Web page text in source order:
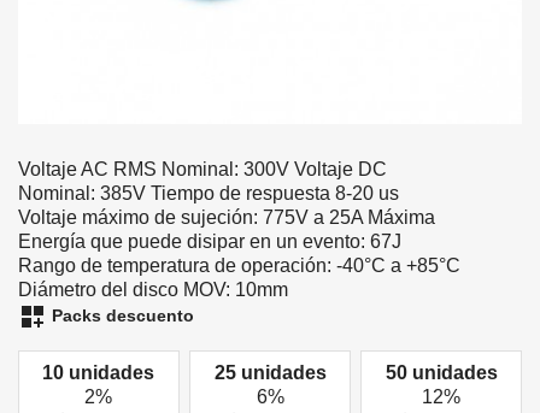
Voltaje AC RMS Nominal: 300V Voltaje DC
Nominal: 385V Tiempo de respuesta 8-20 us
Voltaje máximo de sujeción: 775V a 25A Máxima
Energía que puede disipar en un evento: 67J
Rango de temperatura de operación: -40°C a +85°C
Diámetro del disco MOV: 10mm
dashboard_customize Packs descuento
10 unidades
2%
25 unidades
6%
50 unidades
12%